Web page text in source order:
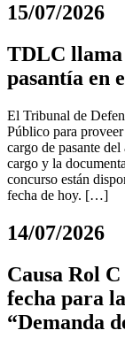
15/07/2026
TDLC llama
pasantía en
El Tribunal de
Público para
cargo de pasante
cargo y la
concurso están
fecha de hoy. […]
14/07/2026
Causa Rol
fecha para
“Demanda